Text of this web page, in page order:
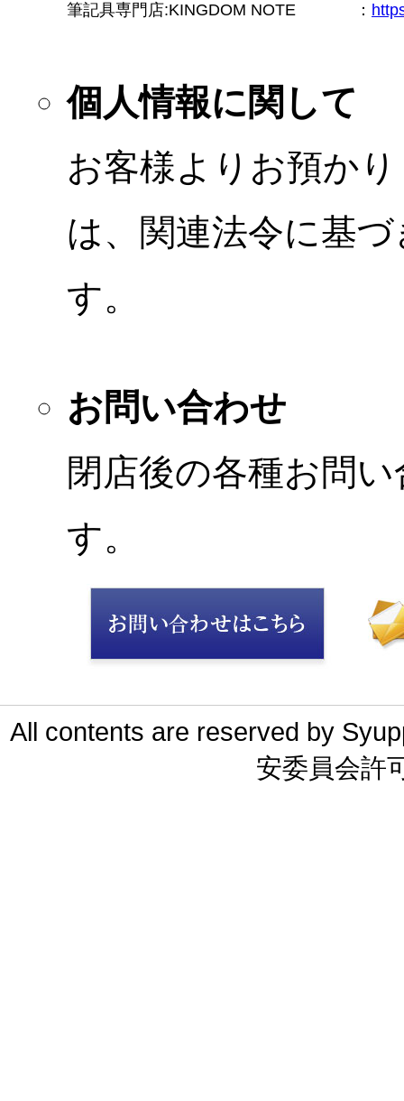
筆記具専門店:KINGDOM NOTE
：
個人情報に関して
お客様よりお預か
は、関連法令に基
す。
お問い合わせ
閉店後の各種お問
す。
All contents are reserved by
安委員会許